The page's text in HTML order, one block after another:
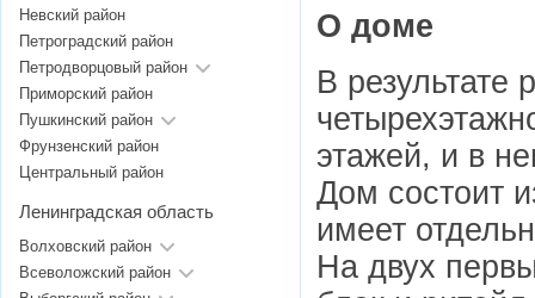
О доме
В результате
этажей, и в
Дом состоит
имеет
На двух
Невский район
Петроградский район
Петродворцовый район
Приморский район
Пушкинский район
Фрунзенский район
Центральный район
Ленинградская область
Волховский район
Всеволожский район